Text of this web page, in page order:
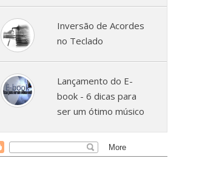
Inversão de Acordes
no Teclado
Lançamento do E-
book - 6 dicas para
ser um ótimo músico